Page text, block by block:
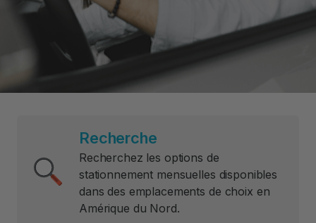
Recherche
Recherchez les options de
stationnement mensuelles disponibles
dans des emplacements de choix en
Amérique du Nord.